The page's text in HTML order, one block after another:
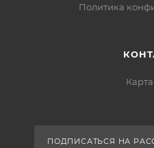
Политика
ПОДПИСАТЬСЯ НА